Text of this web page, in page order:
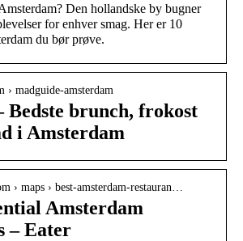
Den hollandske by bugner
for enhver smag. Her er 10
du bør prøve.
› madguide-amsterdam
Bedste brunch, frokost
i Amsterdam
› maps › best-amsterdam-restauran…
Amsterdam
– Eater